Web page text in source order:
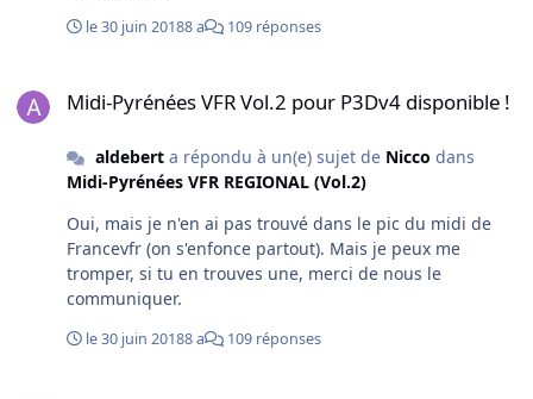
le 30 juin 20188 a 109 réponses
Midi-Pyrénées VFR Vol.2 pour P3Dv4 disponible !
aldeberta répondu à un(e) sujet de Nicco dans
Midi-Pyrénées VFR REGIONAL (Vol.2)
Oui, mais je n'en ai pas trouvé dans le pic du midi de
Francevfr (on s'enfonce partout). Mais je peux me
tromper, si tu en trouves une, merci de nous le
communiquer.
le 30 juin 20188 a 109 réponses